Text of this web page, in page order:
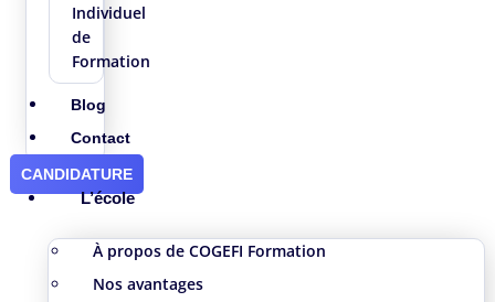
Individuel
de
Formation
Blog
Contact
CANDIDATURE
L’école
À propos de COGEFI Formation
Nos avantages